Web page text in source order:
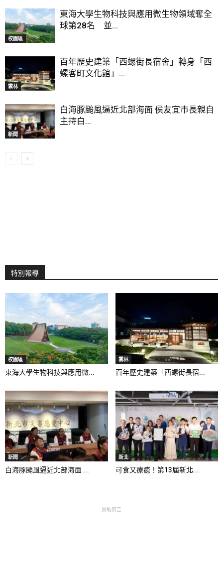
校園區
東海大學生物科技與應用微生物領域奪全
球第28名 並...
雲林
百年歷史建築「西螺街長宿舍」轉身「西
螺客町文化館」...
新聞
白海豚颱風逼近北部海面 侯友宜市長親自
主持白...
特別報導
校園區
東海大學生物科技與應用微...
雲林
百年歷史建築「西螺街長宿...
新聞
白海豚颱風逼近北部海面 ...
新北
可食又療癒！第13屆新北...
- 贊助廣告 -